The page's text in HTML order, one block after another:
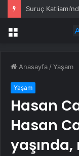
Menü
Anasayfa /Yaşam
Yaşam
Hasan
Hasan
yaşında,